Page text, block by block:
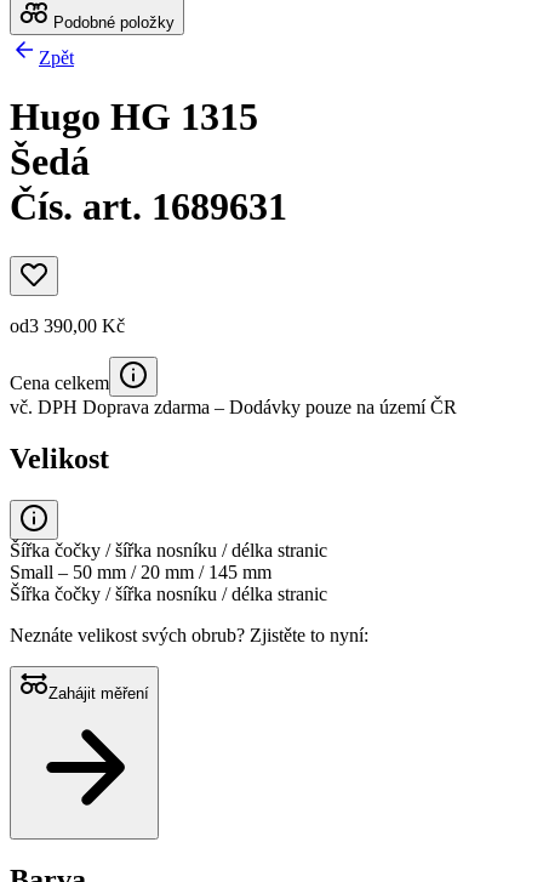
Podobné položky
Zpět
Hugo HG 1315
Šedá
Čís. art. 1689631
od3 390,00 Kč
Cena celkem
vč. DPH Doprava zdarma – Dodávky pouze na území ČR
Velikost
Šířka čočky / šířka nosníku / délka stranic
Small – 50 mm / 20 mm / 145 mm
Šířka čočky / šířka nosníku / délka stranic
Neznáte velikost svých obrub? Zjistěte to nyní:
Zahájit měření